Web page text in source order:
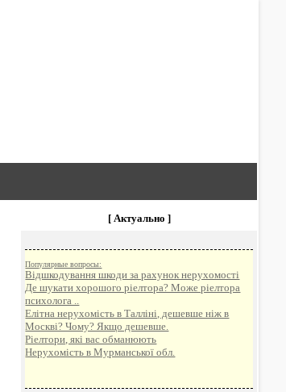
[ Актуально ]
Популярные вопросы:
Відшкодування шкоди за рахунок нерухомості
Де шукати хорошого ріелтора? Може ріелтора
психолога ..
Елітна нерухомість в Талліні, дешевше ніж в
Москві? Чому? Якщо дешевше.
Ріелтори, які вас обманюють
Нерухомість в Мурманської обл.